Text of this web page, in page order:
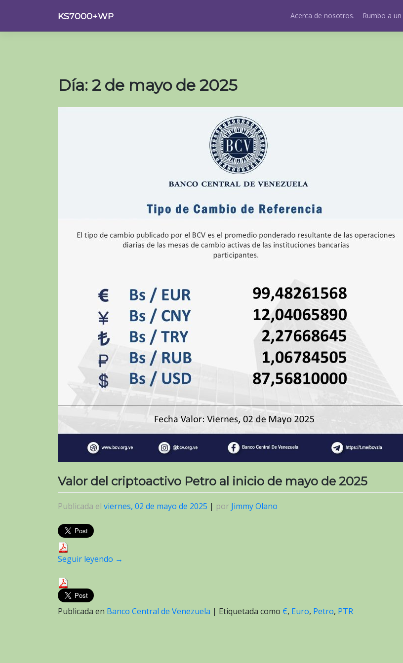
contenido
KS7000+WP Acerca de nosotros. Rumbo a
Día: 2 de mayo de 2025
Valor del criptoactivo Petro al inicio de mayo de 2025
Publicada el viernes, 02 de mayo de 2025 | por Jimmy Olano
Seguir leyendo →
Publicada en Banco Central de Venezuela | Etiquetada como €, Euro, Petro, PTR